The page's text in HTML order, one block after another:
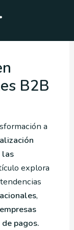
B2B
a
las
explora
,
pagos.